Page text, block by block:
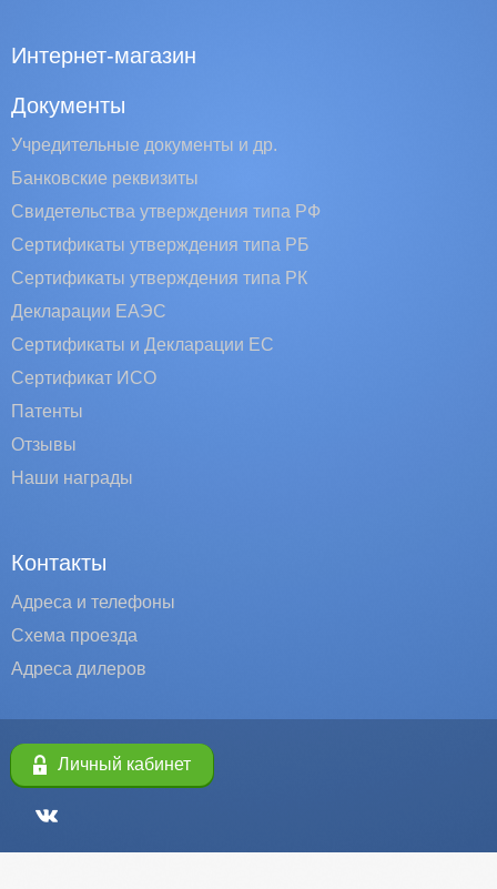
Интернет-магазин
Документы
Учредительные документы и др.
Банковские реквизиты
Свидетельства утверждения типа РФ
Сертификаты утверждения типа РБ
Сертификаты утверждения типа РК
Декларации ЕАЭС
Сертификаты и Декларации EC
Сертификат ИСО
Патенты
Отзывы
Наши награды
Контакты
Адреса и телефоны
Схема проезда
Адреса дилеров
Личный кабинет